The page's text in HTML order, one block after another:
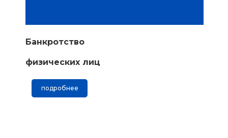
Банкротство
физических лиц
подробнее